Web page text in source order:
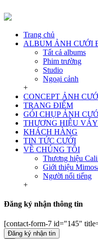
Trang chủ
ALBUM ẢNH CƯỚI
Tất cả albums
Phim trường
Studio
Ngoại cảnh
+
CONCEPT ẢNH
TRANG ĐIỂM
GÓI CHỤP ẢNH
THƯƠNG HIỆU
KHÁCH HÀNG
TIN TỨC CƯỚI
VỀ CHÚNG TÔI
Thương hiệu
Giới thiệu
Người nổi tiếng
+
Đăng ký nhận thông tin
[contact-form-7 id="145"
Đăng ký nhận tin